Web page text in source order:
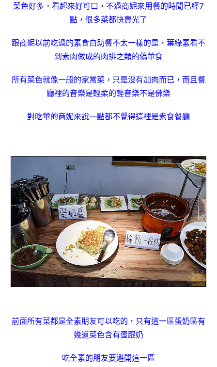
菜色好多，看起來好可口，不過商妮來用餐的時間已經7
點，很多菜都快賣光了
跟商妮以前吃過的素食自助餐不太一樣的是，葉綠素看不
到素肉做成的肉排之類的偽葷食
所有菜色就像一般的家常菜，只是沒有加肉而已，而且餐
廳裡的音樂是輕柔的輕音樂不是佛樂
對吃葷的商妮來說一點都不覺得這裡是素食餐廳
前面所有菜都是全素朋友可以吃的，只有這一區蛋奶區有
幾道菜色含有蛋跟奶
吃全素的朋友要避開這一區